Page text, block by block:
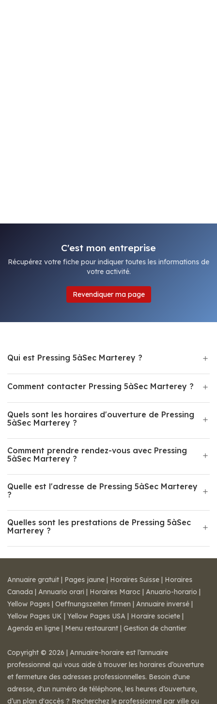
C'est mon entreprise
Récupérez votre fiche pour indiquer toutes les informations de
votre activité.
Revendiquer ma page
Qui est Pressing 5àSec Marterey ?
Comment contacter Pressing 5àSec Marterey ?
Quels sont les horaires d'ouverture de Pressing
5àSec Marterey ?
Comment prendre rendez-vous avec Pressing
5àSec Marterey ?
Quelle est l'adresse de Pressing 5àSec Marterey
?
Quelles sont les prestations de Pressing 5àSec
Marterey ?
Annuaire gratuit | Pages jaune | Horaires Suisse | Horaires
Canada | Annuario orari | Horaires Maroc | Anuario-horario |
Yellow Pages | Oeffnungszeiten firmen | Annuaire inversé |
Yellow Pages UK | Yellow Pages USA | Horaire societe |
Agenda en ligne | Menu restaurant | Gestion de chantier
Copyright © 2026 | Annuaire-horaire est l’annuaire
professionnel qui vous aide à trouver les horaires d’ouverture
et fermeture des adresses professionnelles. Besoin d'une
adresse, d'un numéro de téléphone, les heures d’ouverture,
d’un plan d'accès ? Recherchez le professionnel par ville ou